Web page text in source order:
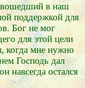
вошедший в наш
поддержкой для
Бог не мог
для этой цели
когда мне нужно
Господь дал
навсегда остался